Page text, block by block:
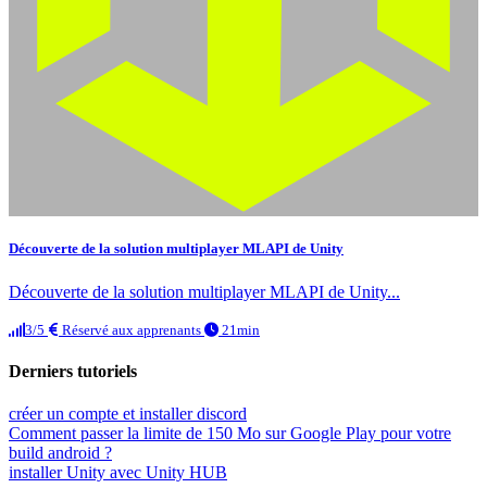
Découverte de la solution multiplayer MLAPI de Unity
Découverte de la solution multiplayer MLAPI de Unity...
3/5 Réservé aux apprenants 21min
Derniers tutoriels
créer un compte et installer discord
Comment passer la limite de 150 Mo sur Google Play pour votre
build android ?
installer Unity avec Unity HUB